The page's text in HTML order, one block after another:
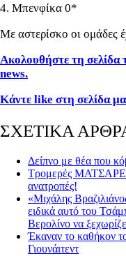
4. Μπενφίκα 0*
Με αστερίσκο οι ομάδες
Ακολουθήστε τη
news.
Κάντε like στη σελίδα
ΣΧΕΤΙΚΑ
Δείπνο με θέα που
Τρομερές
ανατροπές!
«Μιχάλης
ειδικά αυτό του
Βερολίνο να
Έκαναν το καθήκον
Γιουνάιτεντ